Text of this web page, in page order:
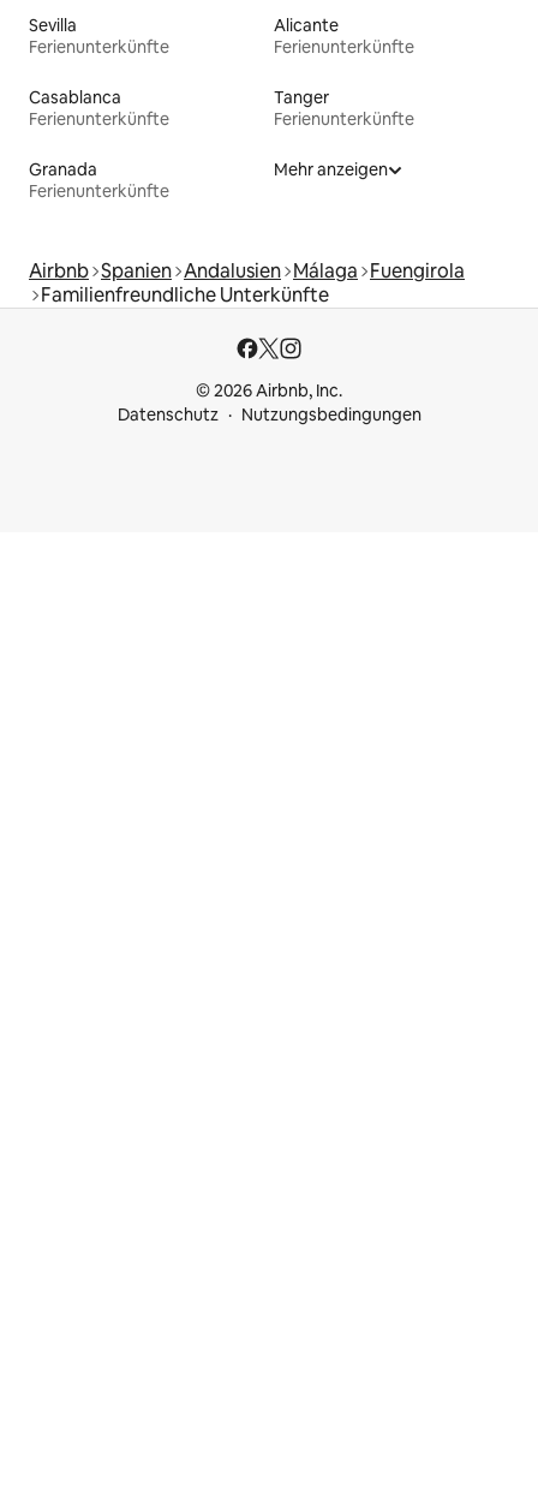
Sevilla
Ferienunterkünfte
Alicante
Ferienunterkünfte
Casablanca
Ferienunterkünfte
Tanger
Ferienunterkünfte
Granada
Ferienunterkünfte
Mehr anzeigen
Airbnb Spanien Andalusien Málaga Fuengirola
Familienfreundliche Unterkünfte
© 2026 Airbnb, Inc.
Datenschutz
Nutzungsbedingungen